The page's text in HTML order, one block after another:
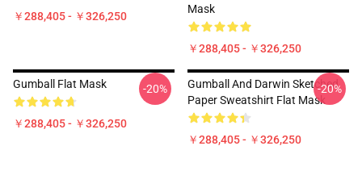
￥288,405 - ￥326,250
Mask
￥288,405 - ￥326,250
Gumball Flat Mask
￥288,405 - ￥326,250
-20%
Gumball And Darwin Sketched
Paper Sweatshirt Flat Mask
￥288,405 - ￥326,250
-20%